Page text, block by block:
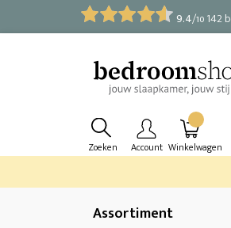
9.4/10 142
Zoeken Account Winkelwagen
Assortiment